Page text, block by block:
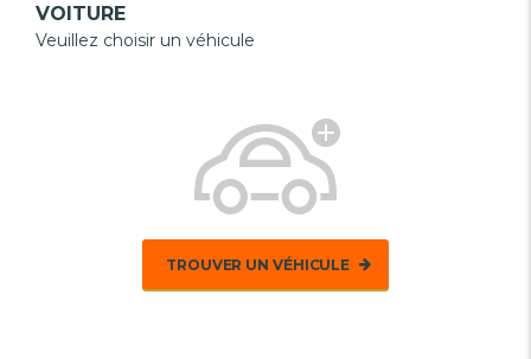
VOITURE
Veuillez choisir un véhicule
TROUVER UN VÉHICULE